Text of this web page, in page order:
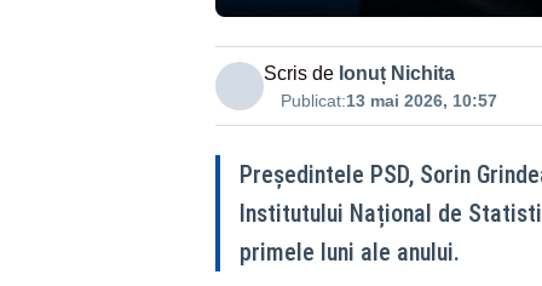
Scris de Ionuț Nichita
Publicat:13 mai 2026, 10:57
Președintele PSD, Sorin
Institutului Național de
primele luni ale anului.